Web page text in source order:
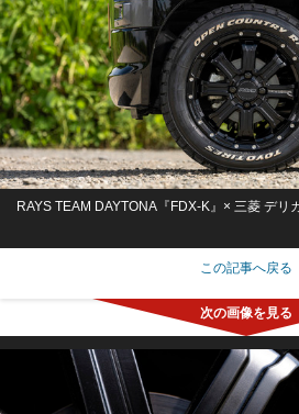
RAYS TEAM DAYTONA『FDX-K』× 三菱 デリ
この記事へ戻る